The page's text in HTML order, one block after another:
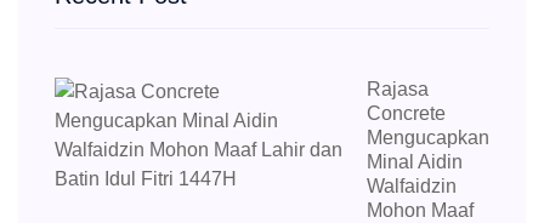
Rajasa
Concrete
Mengucapkan
Minal Aidin
Walfaidzin
Mohon Maaf